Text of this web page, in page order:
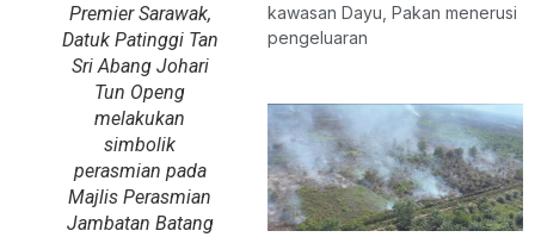
Premier Sarawak,
Datuk Patinggi Tan
Sri Abang Johari
Tun Openg
melakukan
simbolik
perasmian pada
Majlis Perasmian
Jambatan Batang
kawasan Dayu, Pakan menerusi
pengeluaran